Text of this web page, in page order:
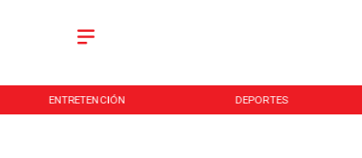
ENTRETENCIÓN DEPORTES